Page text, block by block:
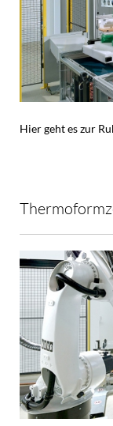
Hier geht es zur